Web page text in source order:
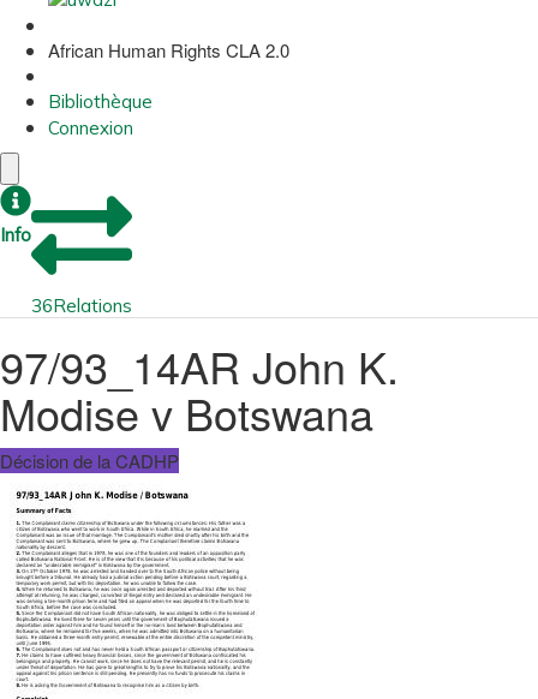
African Human Rights CLA 2.0
Bibliothèque
Connexion
Info
36Relations
97/93_14AR John K.
Modise v Botswana
Décision de la CADHP